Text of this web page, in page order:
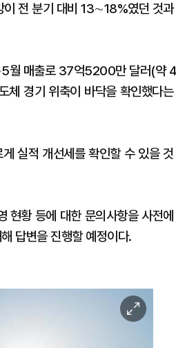
전 분기 대비 13∼18%였던 것과
월 매출로 37억5200만 달러(약
경기 위축이 바닥을 확인했다
실적 개선세를 확인할 수 있을
현황 등에 대한 문의사항을 사전
답변을 진행할 예정이다.
이
미